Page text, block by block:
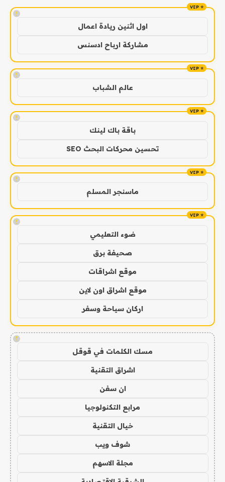
!
اول اثنين ريادة اعمال
مشاركة ارباح ادسنس
!
عالم الشباب
!
باقة باك لينك
تحسين محركات البحث SEO
!
ماسنجر المسلم
!
ضوء التعليمي
صحيفة برق
موقع اشراقات
موقع اشراق اون لاين
اركان سياحة وسفر
!
مسك الكلمات في قوقل
اشراق التقنية
ان سفن
مرابع التكنولوجيا
خيال التقنية
شوف ويب
مجلة الاسهم